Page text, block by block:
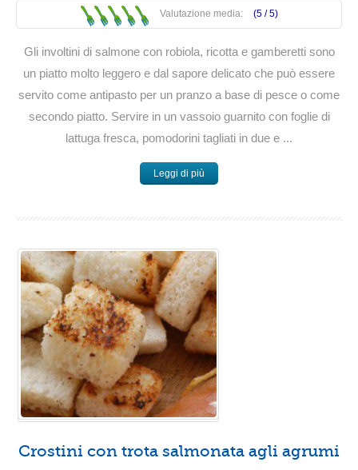
Valutazione media: (5 /5)
Gli involtini di salmone con robiola, ricotta e gamberetti sono
un piatto molto leggero e dal sapore delicato che può essere
servito come antipasto per un pranzo a base di pesce o come
secondo piatto. Servire in un vassoio guarnito con foglie di
lattuga fresca, pomodorini tagliati in due e ...
Leggi di più
Crostini con trota salmonata agli agrumi